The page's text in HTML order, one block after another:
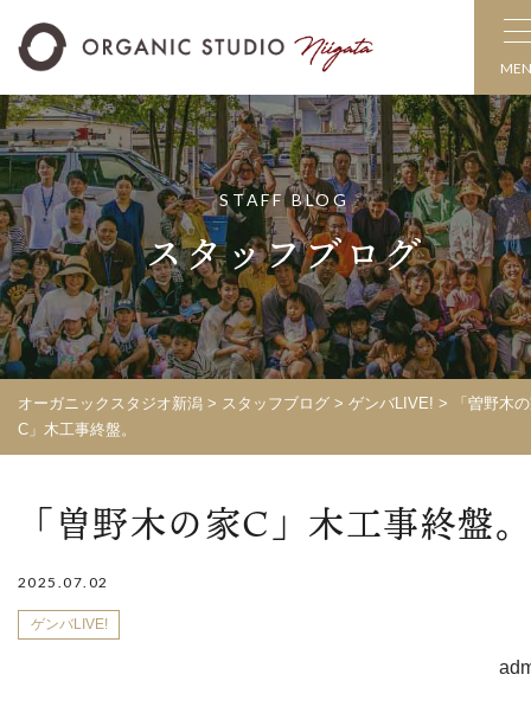
STAFF BLOG
スタッフブログ
オーガニックスタジオ新潟 > スタッフブログ > ゲンバLIVE! >
「曽野木
C」木工事終盤。
「曽野木の家C」木工事終盤。
2025.07.02
ゲンバLIVE!